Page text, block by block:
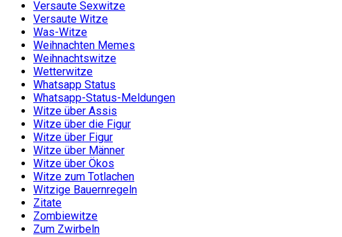
Versaute Sexwitze
Versaute Witze
Was-Witze
Weihnachten Memes
Weihnachtswitze
Wetterwitze
Whatsapp Status
Whatsapp-Status-Meldungen
Witze über Assis
Witze über die Figur
Witze über Figur
Witze über Männer
Witze über Ökos
Witze zum Totlachen
Witzige Bauernregeln
Zitate
Zombiewitze
Zum Zwirbeln